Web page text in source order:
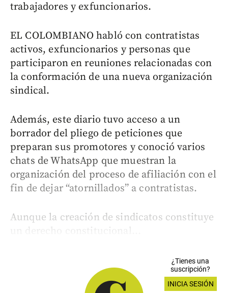
trabajadores y exfuncionarios.
EL COLOMBIANO habló con contratistas
activos, exfuncionarios y personas que
participaron en reuniones relacionadas con
la conformación de una nueva organización
sindical.
Además, este diario tuvo acceso a un
borrador del pliego de peticiones que
preparan sus promotores y conoció varios
chats de WhatsApp que muestran la
organización del proceso de afiliación con el
fin de dejar “atornillados” a contratistas.
Aunque la creación de sindicatos constituye
un derecho constitucional...
¿Tienes una
suscripción?
INICIA SESIÓN